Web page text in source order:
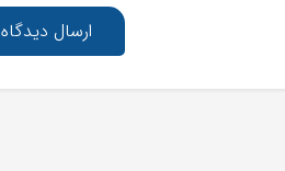
ارسال دیدگاه